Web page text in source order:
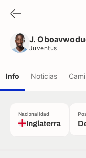
J.
Juventus
Info Noticias
Nacionalidad
Inglaterra